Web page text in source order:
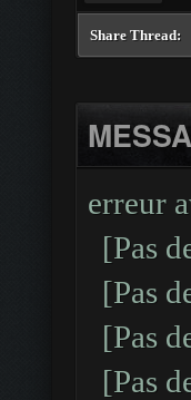
Share Thread:
erreur
[Pas
[Pas
[Pas
[Pas